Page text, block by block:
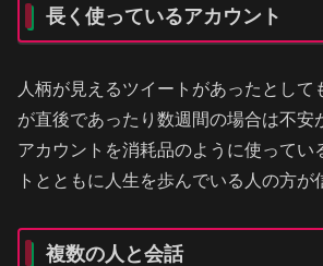
長く使っているアカウント
人柄が見えるツイートがあったとして
が直後であったり数週間の場合は不安
アカウントを消耗品のように使ってい
トとともに人生を歩んでいる人の方が
複数の人と会話